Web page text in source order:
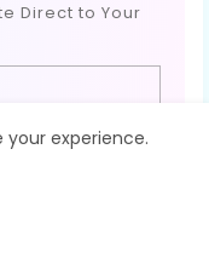
Direct to Your
experience.